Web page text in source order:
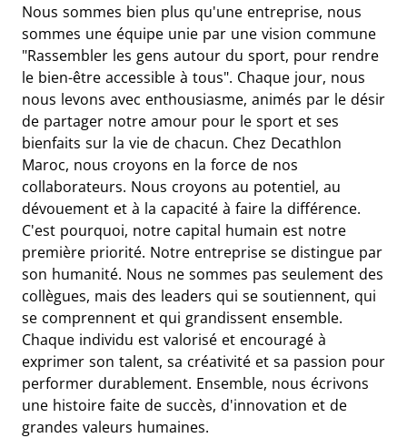
Nous sommes bien plus qu'une entreprise, nous
sommes une équipe unie par une vision commune
"Rassembler les gens autour du sport, pour rendre
le bien-être accessible à tous". Chaque jour, nous
nous levons avec enthousiasme, animés par le désir
de partager notre amour pour le sport et ses
bienfaits sur la vie de chacun. Chez Decathlon
Maroc, nous croyons en la force de nos
collaborateurs. Nous croyons au potentiel, au
dévouement et à la capacité à faire la différence.
C'est pourquoi, notre capital humain est notre
première priorité. Notre entreprise se distingue par
son humanité. Nous ne sommes pas seulement des
collègues, mais des leaders qui se soutiennent, qui
se comprennent et qui grandissent ensemble.
Chaque individu est valorisé et encouragé à
exprimer son talent, sa créativité et sa passion pour
performer durablement. Ensemble, nous écrivons
une histoire faite de succès, d'innovation et de
grandes valeurs humaines.